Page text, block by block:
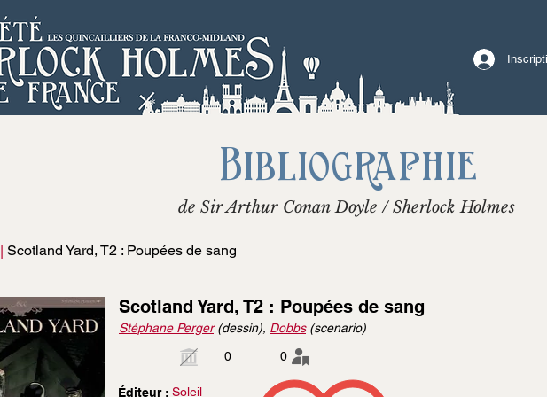
Bibliographie
de Sir Arthur Conan Doyle / Sherlock Holmes
| Scotland Yard, T2 : Poupées de sang
Scotland Yard, T2 : Poupées de sang
Stéphane Perger(dessin), Dobbs(scenario)
0
0
Éditeur : Soleil